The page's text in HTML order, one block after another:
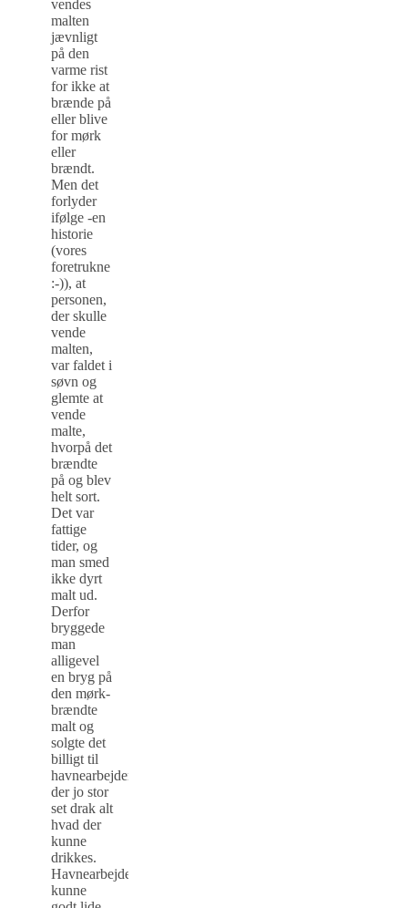
vendes
malten
jævnligt
på den
varme rist
for ikke at
brænde på
eller blive
for mørk
eller
brændt.
Men det
forlyder
ifølge -en
historie
(vores
foretrukne
:-)), at
personen,
der skulle
vende
malten,
var faldet i
søvn og
glemte at
vende
malte,
hvorpå det
brændte
på og blev
helt sort.
Det var
fattige
tider, og
man smed
ikke dyrt
malt ud.
Derfor
bryggede
man
alligevel
en bryg på
den mørk-
brændte
malt og
solgte det
billigt til
havnearbejderne,
der jo stor
set drak alt
hvad der
kunne
drikkes.
Havnearbejderne
kunne